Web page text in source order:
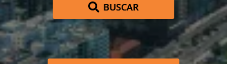
BUSCAR